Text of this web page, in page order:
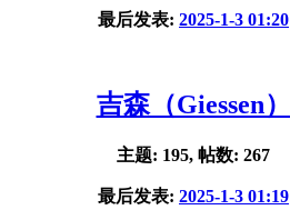
最后发表: 2025-1-3 01:20
吉森（Giessen）
主题: 195, 帖数: 267
最后发表: 2025-1-3 01:19